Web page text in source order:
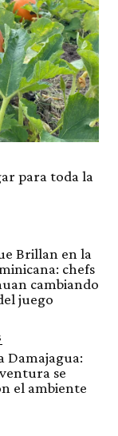
para toda la
Brillan en la
chefs
cambiando
juego
Damajagua:
se
el ambiente